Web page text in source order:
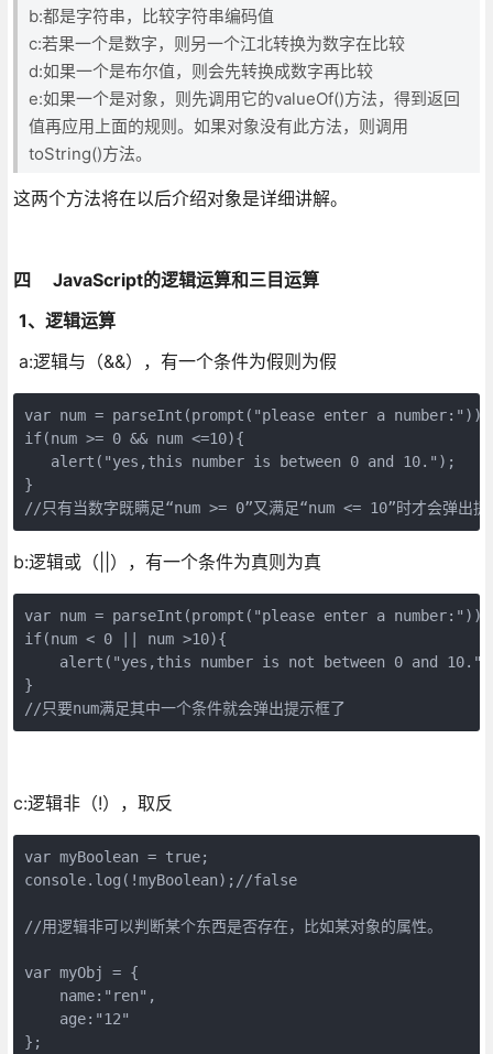
b:都是字符串，比较字符串编码值
c:若果一个是数字，则另一个江北转换为数字在比较
d:如果一个是布尔值，则会先转换成数字再比较
e:如果一个是对象，则先调用它的valueOf()方法，得到返回
值再应用上面的规则。如果对象没有此方法，则调用
toString()方法。
这两个方法将在以后介绍对象是详细讲解。
四 JavaScript的逻辑运算和三目运算
1、逻辑运算
a:逻辑与（&&），有一个条件为假则为假
var num = parseInt(prompt("please enter a number:"));
if(num >= 0 && num <=10){
   alert("yes,this number is between 0 and 10.");
}
//只有当数字既瞒足“num >= 0”又满足“num <= 10”时才会弹出提
b:逻辑或（||），有一个条件为真则为真
var num = parseInt(prompt("please enter a number:"));
if(num < 0 || num >10){
alert("yes,this number is not between 0 and
}
//只要num满足其中一个条件就会弹出提示框了
c:逻辑非（!），取反
var myBoolean = true;
console.log(!myBoolean);//false
//用逻辑非可以判断某个东西是否存在，比如某对象的属性。
var myObj = {
    name:"ren",
    age:"12"
};